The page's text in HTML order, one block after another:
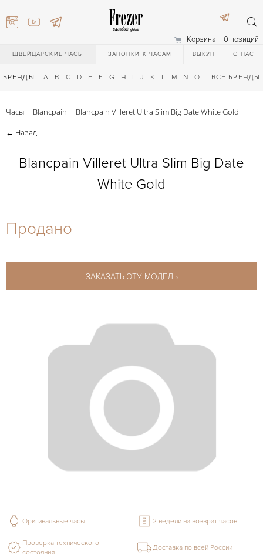
Корзина 0 позиций
ШВЕЙЦАРСКИЕ ЧАСЫ ЗАПОНКИ К ЧАСАМ ВЫКУП О НАС
БРЕНДЫ: A B C D E F G H I J K L M N O Q R S T
ВСЕ БРЕНДЫ
27-44
Часы Blancpain Blancpain Villeret Ultra Slim Big Date White Gold
← Назад
Blancpain Villeret Ultra Slim Big Date
White Gold
Продано
ЗАКАЗАТЬ ЭТУ МОДЕЛЬ
Оригинальные часы 2 недели на возврат часов
Проверка технического
состояния
Доставка по всей России